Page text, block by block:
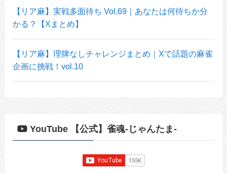
【リア麻】実戦多面待ち Vol.69｜あなたは何待ちか分
かる？【Xまとめ】
【リア麻】理牌なしチャレンジまとめ｜Xで話題の麻雀
企画に挑戦！vol.10
YouTube 【公式】雀魂-じゃんたま-